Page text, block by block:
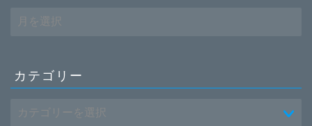
ー
ブ
カテゴリー